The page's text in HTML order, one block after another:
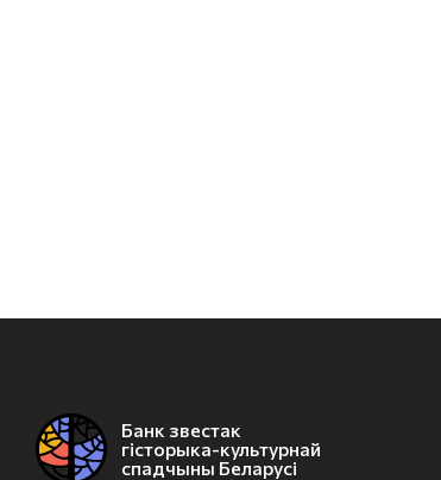
Банк звестак
гісторыка-культурнай
спадчыны Беларусі